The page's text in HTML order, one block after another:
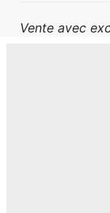
Vente avec